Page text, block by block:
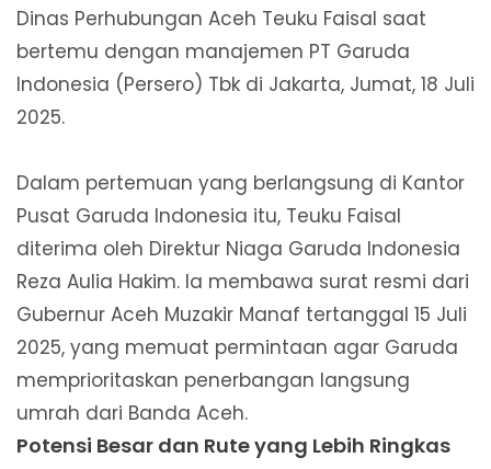
Dinas Perhubungan Aceh Teuku Faisal saat
bertemu dengan manajemen PT Garuda
Indonesia (Persero) Tbk di Jakarta, Jumat, 18 Juli
2025.
Dalam pertemuan yang berlangsung di Kantor
Pusat Garuda Indonesia itu, Teuku Faisal
diterima oleh Direktur Niaga Garuda Indonesia
Reza Aulia Hakim. Ia membawa surat resmi dari
Gubernur Aceh Muzakir Manaf tertanggal 15 Juli
2025, yang memuat permintaan agar Garuda
memprioritaskan penerbangan langsung
umrah dari Banda Aceh.
Potensi Besar dan Rute yang Lebih Ringkas